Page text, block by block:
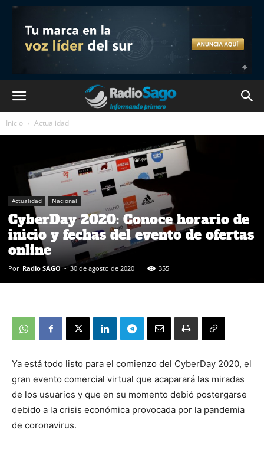
Inicio Actualidad
Actualidad Nacional
CyberDay 2020: Conoce horario de
inicio y fechas del evento de ofertas
online
Por Radio SAGO - 30 de agosto de 2020 355
Ya está todo listo para el comienzo del CyberDay 2020, el
gran evento comercial virtual que acaparará las miradas
de los usuarios y que en su momento debió postergarse
debido a la crisis económica provocada por la pandemia
de coronavirus.